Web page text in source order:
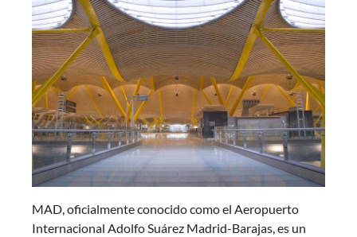
MAD, oficialmente conocido como el Aeropuerto
Internacional Adolfo Suárez Madrid-Barajas, es un